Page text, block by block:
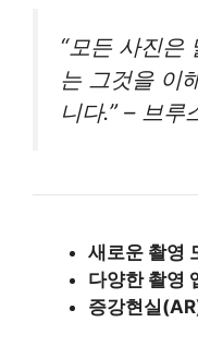
“모든 사진은
는 그것을 이
니다.” – 브루
새로운 촬영
다양한 촬영
증강현실